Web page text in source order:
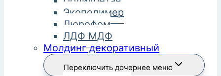
Экополимер
Дюрофом
ЛДФ МДФ
Молдинг декоративный
Переключить дочернее меню